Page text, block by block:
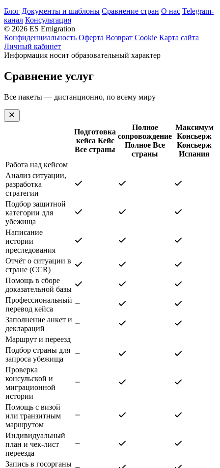
Блог Документы и шаблоны Сравнение стран О нас Telegram-
канал Консультация
© 2026 ES Emigration
Конфиденциальность Оферта Возврат Cookie Карта сайта
Личный кабинет
Информация носит образовательный характер
Сравнение услуг
Все пакеты — дистанционно, по всему миру
Подготовка
кейса Кейс
Все страны
Полное
сопровождение
Полное Все
страны
Максимум
Консьерж
Консьерж
Испания
Работа над кейсом
Анализ ситуации,
разработка
стратегии
Подбор защитной
категории для
убежища
Написание
истории
преследования
Отчёт о ситуации в
стране (CCR)
Помощь в сборе
доказательной базы
Профессиональный
перевод кейса
Заполнение анкет и
деклараций
Маршрут и переезд
Подбор страны для
запроса убежища
Проверка
консульской и
миграционной
истории
Помощь с визой
или транзитным
маршрутом
Индивидуальный
план и чек-лист
переезда
Запись в госорганы